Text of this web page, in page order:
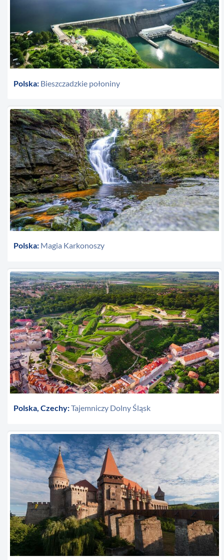
Polska: Bieszczadzkie połoniny
Polska: Magia Karkonoszy
Polska, Czechy:Tajemniczy Dolny Śląsk